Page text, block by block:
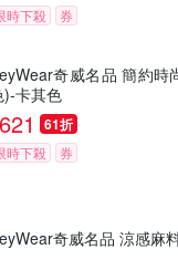
時下殺 券
奇威名品 簡約時
)-卡其色
621 61折
時下殺 券
奇威名品 涼感麻